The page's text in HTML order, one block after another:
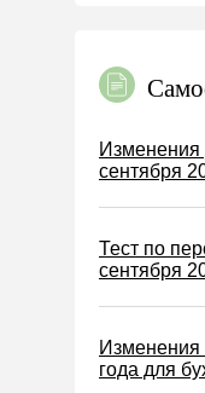
Налог на
Водный
Изменения
сентября
Тест по
сентября
Изменения
года для